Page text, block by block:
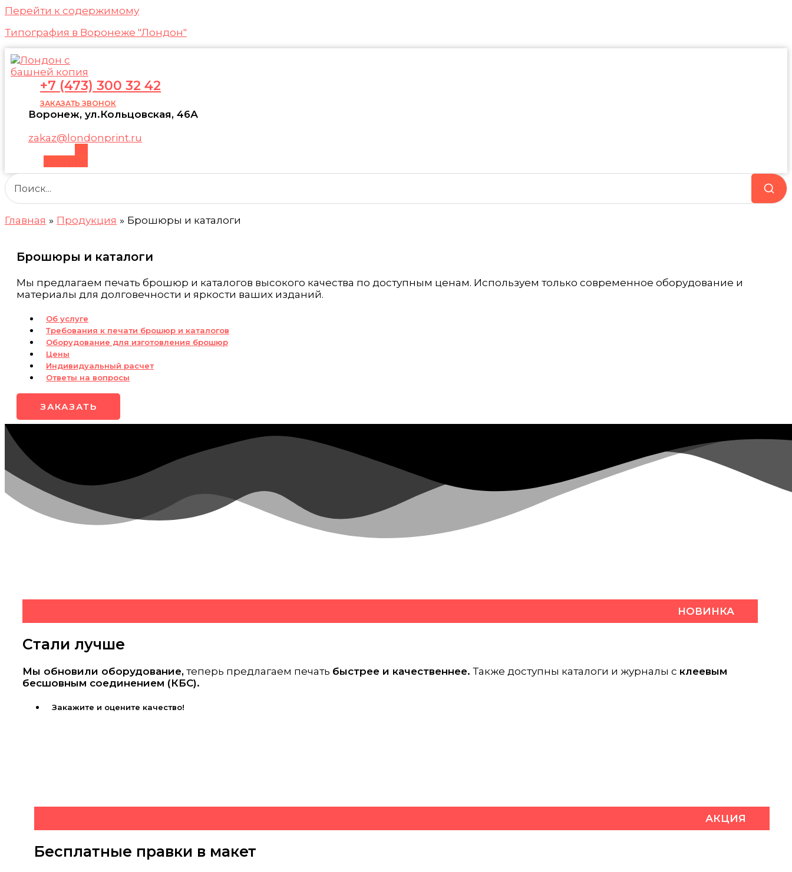
Перейти к содержимому
Типография в Воронеже "Лондон"
+7 (473) 300 32 42
ЗАКАЗАТЬ ЗВОНОК
Воронеж, ул.Кольцовская, 46А
zakaz@londonprint.ru
Главная Продукция Брошюры и каталоги
Брошюры и каталоги
Мы предлагаем печать брошюр и каталогов высокого качества по доступным ценам. Используем только современное оборудование и
материалы для долговечности и яркости ваших изданий.
Об услуге
Требования к печати брошюр и каталогов
Оборудование для изготовления брошюр
Цены
Индивидуальный расчет
Ответы на вопросы
ЗАКАЗАТЬ
НОВИНКА
Стали лучше
Мы обновили оборудование, теперь предлагаем печать быстрее и качественнее. Также доступны каталоги и журналы с клеевым
бесшовным соединением (КБС).
Закажите и оцените качество!
АКЦИЯ
Бесплатные правки в макет